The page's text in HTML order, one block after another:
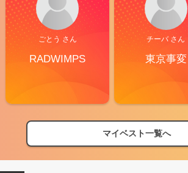
ごとう さん
RADWIMPS
チーバ さん
東京事変
マイベスト一覧へ
【フェス特集2026】フェス情報はここから！
【ライブ動員ランキング】2026年上半期編発表！